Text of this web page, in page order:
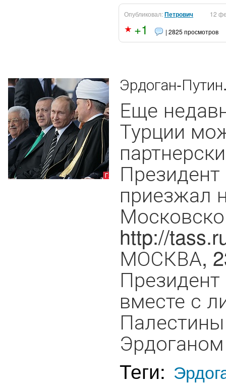
Опубликовал:Петрович 12
+1 | 2825 просмотров
Эрдоган-
Еще
Турции
приезжал
http://
МОСКВА,
вместе с
Теги: